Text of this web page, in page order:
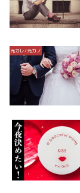
元カレ/元カノ